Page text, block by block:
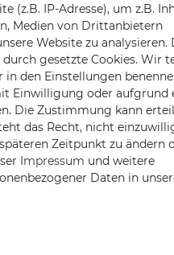
(z.B. IP-Adresse), um z.B.
Medien von Drittanbietern
Website zu analysieren.
gesetzte Cookies. Wir
den Einstellungen
Einwilligung oder aufgrund
Die Zustimmung kann
das Recht, nicht
Zeitpunkt zu ändern
Impressum und weitere
Daten in